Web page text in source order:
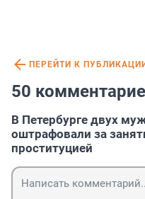
ПЕРЕЙТИ К ПУБЛИКАЦИИ
50
В Петербурге двух
оштрафовали за
проституцией